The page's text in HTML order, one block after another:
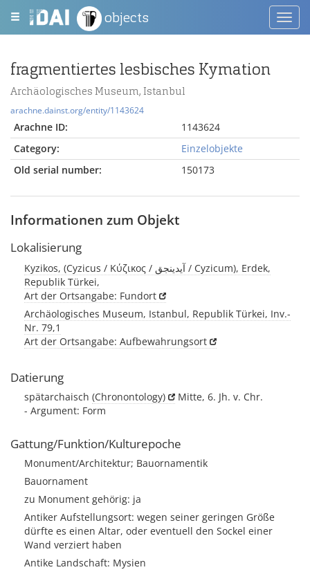
objects
fragmentiertes lesbisches Kymation
Archäologisches Museum, Istanbul
arachne.dainst.org/entity/1143624
Arachne ID:
1143624
Category:
Einzelobjekte
Old serial number:
150173
Informationen zum Objekt
Lokalisierung
Kyzikos, (Cyzicus / Κύζικος / آیدینجق / Cyzicum), Erdek,
Republik Türkei,
Art der Ortsangabe: Fundort
Archäologisches Museum, Istanbul, Republik Türkei, Inv.-
Nr. 79,1
Art der Ortsangabe: Aufbewahrungsort
Datierung
spätarchaisch (Chronontology)
Mitte, 6. Jh. v. Chr.
- Argument: Form
Gattung/Funktion/Kulturepoche
Monument/Architektur; Bauornamentik
Bauornament
zu Monument gehörig: ja
Antiker Aufstellungsort: wegen seiner geringen Größe
dürfte es einen Altar, oder eventuell den Sockel einer
Wand verziert haben
Antike Landschaft: Mysien